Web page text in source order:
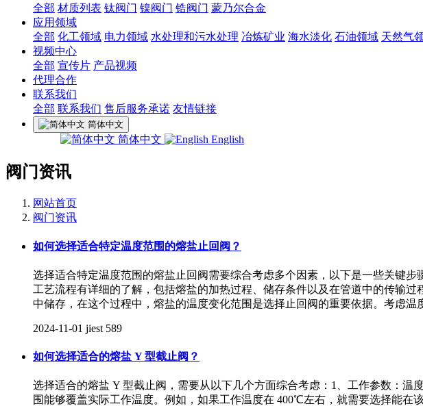
全部 材质列表 钛阀门 镍阀门 锆阀门 蒙乃尔合金
应用领域
全部 化工领域 电力领域 水处理和污水处理 冶炼矿业 海水淡化 石油领域 天然气
视频中心
全部 宣传片 产品视频
代理合作
联系我们
全部 联系我们 售后服务承诺 友情链接
简体中文
简体中文 English
阀门资讯
网站首页
阀门资讯
如何选择适合特定温度范围的熔盐止回阀？
选择适合特定温度范围的熔盐止回阀需要综合考虑多个因素，以下是一些关键
工艺流程有详细的了解，包括熔盐的加热过程、储存条件以及在管道中的传输
中储存，在这个过程中，熔盐的温度变化范围是选择止回阀的重要依据。考虑温
2024-11-01 jiest 589
如何选择适合的熔盐 Y 型截止阀？
选择适合的熔盐 Y 型截止阀，需要从以下几个方面综合考虑：1、工作参数：
围能够覆盖实际工作温度。例如，如果工作温度在 400℃左右，就需要选择能